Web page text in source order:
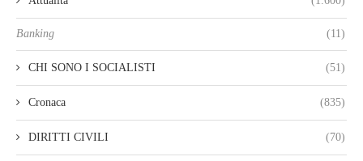
Banking (11)
CHI SONO I SOCIALISTI (51)
Cronaca (835)
DIRITTI CIVILI (70)